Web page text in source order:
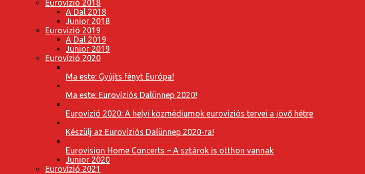
Eurovízió 2018
A Dal 2018
Junior 2018
Eurovízió 2019
A Dal 2019
Junior 2019
Eurovízió 2020
Ma este: Gyújts fényt Európa!
Ma este: Eurovíziós Dalünnep 2020!
Eurovízió 2020: A helyi közmédiumok eurovíziós tervei a jövő hétre
Készülj az Eurovíziós Dalünnep 2020-ra!
Eurovision Home Concerts – A sztárok is otthon vannak
Junior 2020
Eurovízió 2021